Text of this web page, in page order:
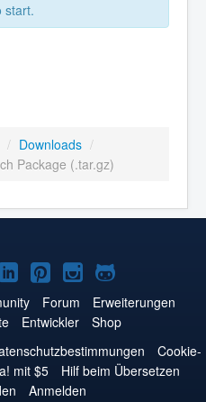
start.
/ Downloads /
Package (.tar.gz)
Joomla!
auf
LinkedIn
Joomla!
auf
Pinterest
Joomla!
auf
Instagram
Joomla!
auf
GitHub
Forum
Erweiterungen
Entwickler
Shop
Cookie-
mit $5
Hilf beim Übersetzen
Anmelden